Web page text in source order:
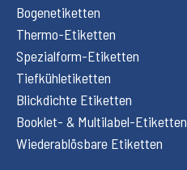
Bogenetiketten
Thermo-Etiketten
Spezialform-Etiketten
Tiefkühletiketten
Blickdichte Etiketten
Booklet- & Multilabel-Etiketten
Wiederablösbare Etiketten